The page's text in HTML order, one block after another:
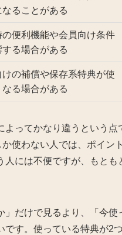
ることがある
の便利機能や会員向け条件
する場合がある
けの補償や保存系特典が使
なる場合がある
ってかなり違うという
使わない人では、ポイン
には不便ですが、もと
だけで見るより、「今
す。使っている特典が2